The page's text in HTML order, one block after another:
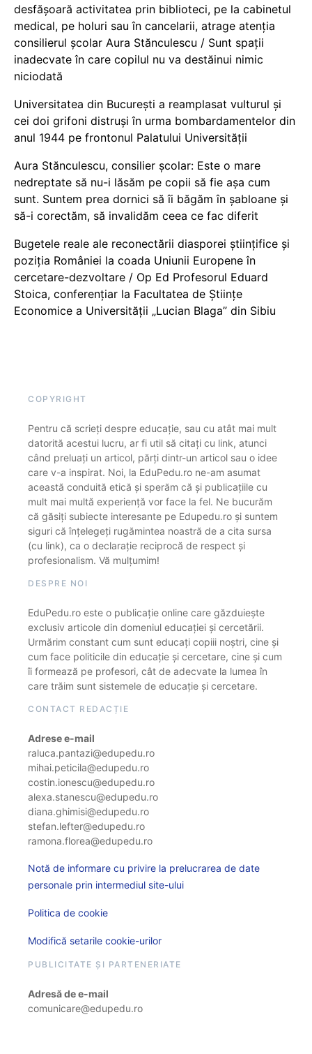
desfășoară activitatea prin biblioteci, pe la cabinetul
medical, pe holuri sau în cancelarii, atrage atenția
consilierul școlar Aura Stănculescu / Sunt spații
inadecvate în care copilul nu va destăinui nimic
niciodată
Universitatea din București a reamplasat vulturul și
cei doi grifoni distruși în urma bombardamentelor din
anul 1944 pe frontonul Palatului Universității
Aura Stănculescu, consilier școlar: Este o mare
nedreptate să nu-i lăsăm pe copii să fie așa cum
sunt. Suntem prea dornici să îi băgăm în șabloane și
să-i corectăm, să invalidăm ceea ce fac diferit
Bugetele reale ale reconectării diasporei științifice și
poziția României la coada Uniunii Europene în
cercetare-dezvoltare / Op Ed Profesorul Eduard
Stoica, conferențiar la Facultatea de Științe
Economice a Universității „Lucian Blaga” din Sibiu
COPYRIGHT
Pentru că scrieți despre educație, sau cu atât mai mult
datorită acestui lucru, ar fi util să citați cu link, atunci
când preluați un articol, părți dintr-un articol sau o idee
care v-a inspirat. Noi, la EduPedu.ro ne-am asumat
această conduită etică și sperăm că și publicațiile cu
mult mai multă experiență vor face la fel. Ne bucurăm
că găsiți subiecte interesante pe Edupedu.ro și suntem
siguri că înțelegeți rugămintea noastră de a cita sursa
(cu link), ca o declarație reciprocă de respect și
profesionalism. Vă mulțumim!
DESPRE NOI
EduPedu.ro este o publicație online care găzduiește
exclusiv articole din domeniul educației și cercetării.
Urmărim constant cum sunt educați copiii noștri, cine și
cum face politicile din educație și cercetare, cine și cum
îi formează pe profesori, cât de adecvate la lumea în
care trăim sunt sistemele de educație și cercetare.
CONTACT REDACȚIE
Adrese e-mail
raluca.pantazi@edupedu.ro
mihai.peticila@edupedu.ro
costin.ionescu@edupedu.ro
alexa.stanescu@edupedu.ro
diana.ghimisi@edupedu.ro
stefan.lefter@edupedu.ro
ramona.florea@edupedu.ro
Notă de informare cu privire la prelucrarea de date
personale prin intermediul site-ului
Politica de cookie
Modifică setarile cookie-urilor
PUBLICITATE ȘI PARTENERIATE
Adresă de e-mail
comunicare@edupedu.ro